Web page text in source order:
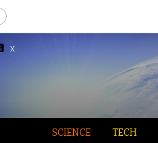
X
SCIENCE TECH